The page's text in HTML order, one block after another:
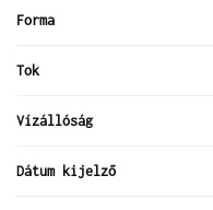
Forma
Tok
Vízállóság
Dátum kijelző